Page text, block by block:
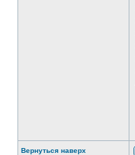
Вернуться наверх